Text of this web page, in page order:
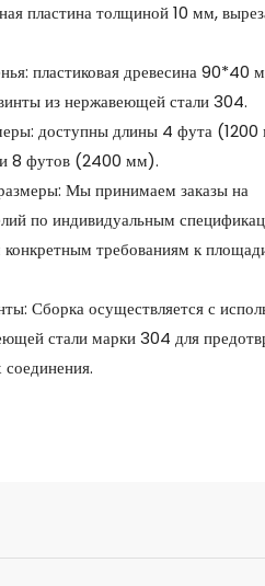
пластина толщиной 10 мм,
пластиковая древесина 90*40
из нержавеющей стали 304.
доступны длины 4 фута
8 футов (2400 мм).
Мы принимаем заказы на
по индивидуальным
требованиям к
Сборка осуществляется с
стали марки 304 для